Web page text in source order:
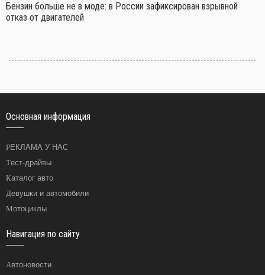
Бензин больше не в моде: в России зафиксирован взрывной
отказ от двигателей
Основная информация
РЕКЛАМА У НАС
Тест-драйвы
Каталог авто
Девушки и автомобили
Мотоциклы
Навигация по сайту
Автоновости